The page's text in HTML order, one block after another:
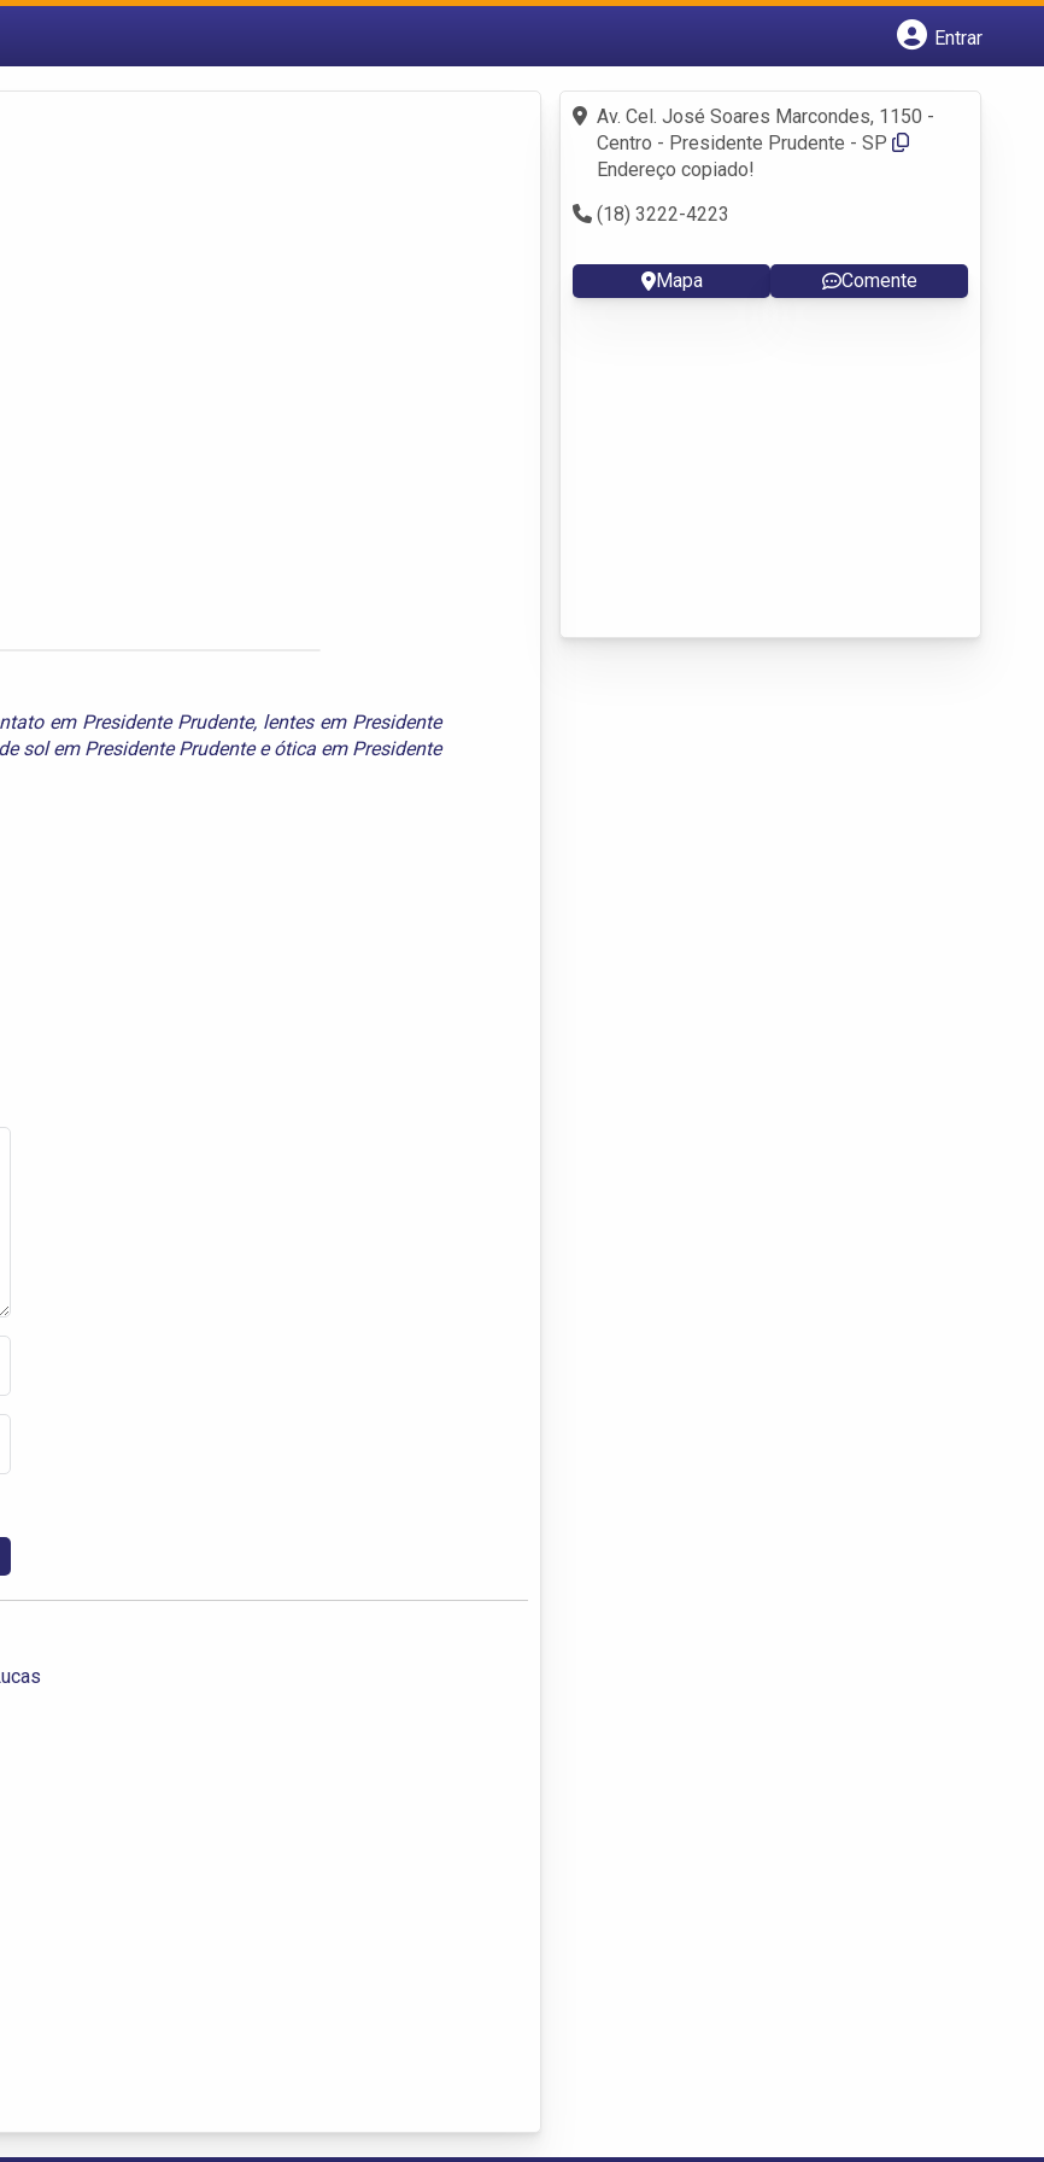
Entrar
Fazer login
Criar conta
em Presidente Prudente, lentes em Presidente
sol em Presidente Prudenteeótica em Presidente
Av. Cel. José Soares Marcondes, 1150 -
Centro - Presidente Prudente - SP
Endereço copiado!
(18) 3222-4223
Mapa Comente